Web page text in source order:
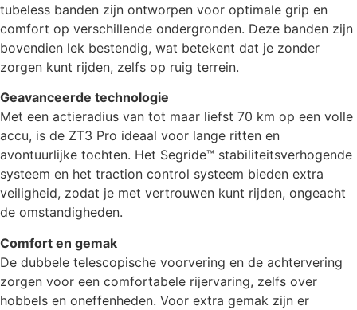
tubeless banden zijn ontworpen voor optimale grip en
comfort op verschillende ondergronden. Deze banden zijn
bovendien lek bestendig, wat betekent dat je zonder
zorgen kunt rijden, zelfs op ruig terrein.
Geavanceerde technologie
Met een actieradius van tot maar liefst 70 km op een volle
accu, is de ZT3 Pro ideaal voor lange ritten en
avontuurlijke tochten. Het Segride™ stabiliteitsverhogende
systeem en het traction control systeem bieden extra
veiligheid, zodat je met vertrouwen kunt rijden, ongeacht
de omstandigheden.
Comfort en gemak
De dubbele telescopische voorvering en de achtervering
zorgen voor een comfortabele rijervaring, zelfs over
hobbels en oneffenheden. Voor extra gemak zijn er